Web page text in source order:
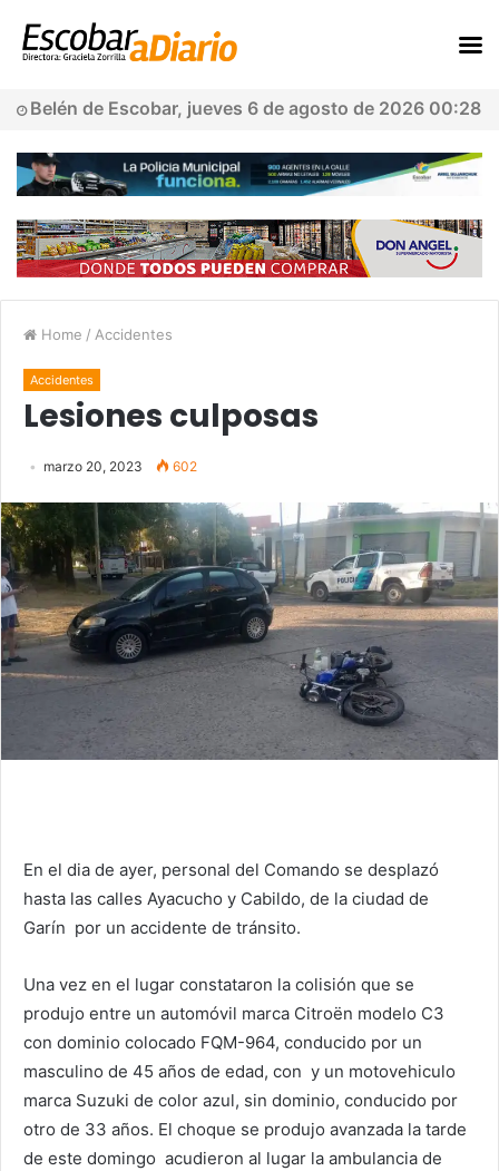
Belén de Escobar, jueves 6 de agosto de 2026 00:28
Home / Accidentes
Accidentes
Lesiones culposas
marzo 20, 2023 602
En el dia de ayer, personal del Comando se desplazó
hasta las calles Ayacucho y Cabildo, de la ciudad de
Garín por un accidente de tránsito.
Una vez en el lugar constataron la colisión que se
produjo entre un automóvil marca Citroën modelo C3
con dominio colocado FQM-964, conducido por un
masculino de 45 años de edad, con y un motovehiculo
marca Suzuki de color azul, sin dominio, conducido por
otro de 33 años. El choque se produjo avanzada la tarde
de este domingo acudieron al lugar la ambulancia de